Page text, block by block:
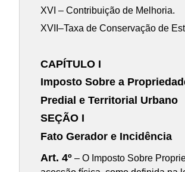
XVI – Contribuição de Melhoria.
XVII–Taxa de Conservação de
CAPÍTULO I
Imposto Sobre a
Predial e Territorial Urbano
SEÇÃO I
Fato Gerador e Incidência
Art. 4º – O Imposto Sobre